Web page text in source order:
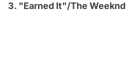
3. "Earned It"/The Weeknd